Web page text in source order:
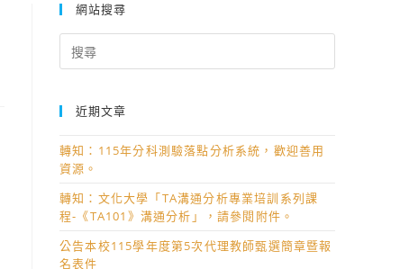
網站搜尋
for:
近期文章
轉知：115年分科測驗落點分析系統，歡迎善用
資源。
轉知：文化大學「TA溝通分析專業培訓系列課
程-《TA101》溝通分析」，請參閱附件。
公告本校115學年度第5次代理教師甄選簡章暨報
名表件